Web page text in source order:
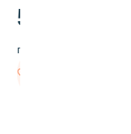
н
а
і
н
51
грн/шт